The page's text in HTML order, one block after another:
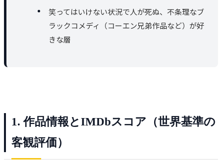
笑ってはいけない状況で人が死ぬ、不条理なブ
ラックコメディ（コーエン兄弟作品など）が好
きな層
1. 作品情報とIMDbスコア（世界基準の
客観評価）